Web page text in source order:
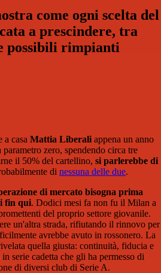
come ogni scelta del
a prescindere, tra
possibili rimpianti
a casa Mattia Liberali appena un anno
zero, spendendo circa tre
il 50% del cartellino, si parlerebbe di
di nessuna delle due.
di mercato bisogna prima
fin qui. Dodici mesi fa non fu il Milan a
del proprio settore giovanile.
un'altra strada, rifiutando il rinnovo per
avrebbe avuto in rossonero. La
quella giusta: continuità, fiducia e
serie cadetta che gli ha permesso di
di diversi club di Serie A.